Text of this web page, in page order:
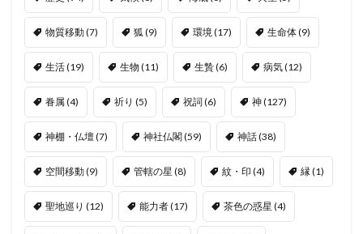
物質移動(7) 狐 (9) 環境(17) 生命体(9)
生活(19) 生物 (11) 生贄(6) 病気(12)
眷属(4) 祈り (5) 祝詞(6) 神(127)
神棚・仏壇(7) 神社仏閣(59) 神話(38)
空間移動(9) 管轄の星 (8) 紋・印 (4) 縁(1)
聖地巡り (12) 能力者(17) 茶色の惑星 (4)